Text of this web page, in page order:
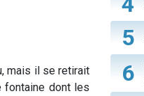
mais il se retirait
fontaine dont les
5
6